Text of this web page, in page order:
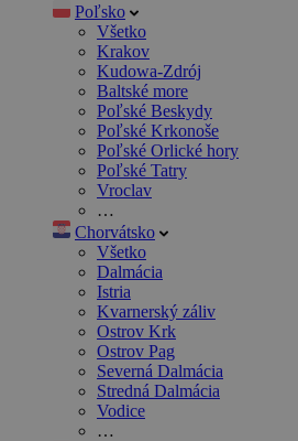
Poľsko
Všetko
Krakov
Kudowa-Zdrój
Baltské more
Poľské Beskydy
Poľské Krkonoše
Poľské Orlické hory
Poľské Tatry
Vroclav
…
Chorvátsko
Všetko
Dalmácia
Istria
Kvarnerský záliv
Ostrov Krk
Ostrov Pag
Severná Dalmácia
Stredná Dalmácia
Vodice
…